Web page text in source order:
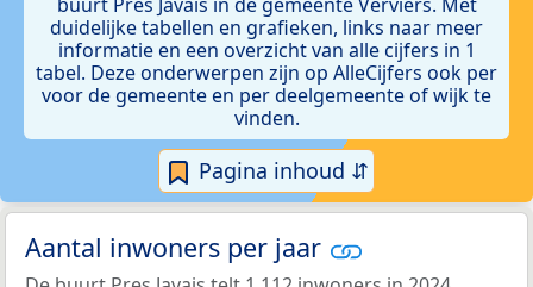
duidelijke tabellen en grafieken, links naar meer
informatie en een overzicht van alle cijfers in 1
tabel. Deze onderwerpen zijn op AlleCijfers ook per
voor de gemeente en per deelgemeente of wijk te
vinden.
Pagina inhoud ⇵
Aantal inwoners per jaar